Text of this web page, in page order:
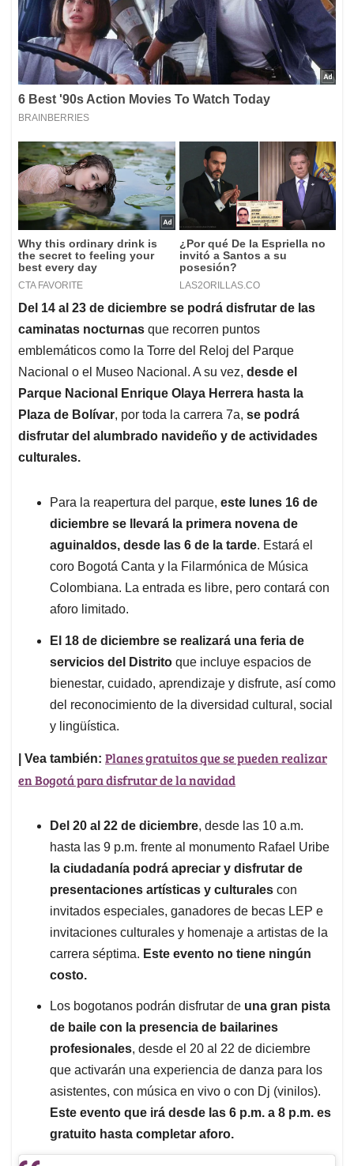
Del 14 al 23 de diciembre se podrá disfrutar de las
caminatas nocturnas que recorren puntos
emblemáticos como la Torre del Reloj del Parque
Nacional o el Museo Nacional. A su vez, desde el
Parque Nacional Enrique Olaya Herrera hasta la
Plaza de Bolívar, por toda la carrera 7a, se podrá
disfrutar del alumbrado navideño y de actividades
culturales.
Para la reapertura del parque, este lunes 16 de
diciembre se llevará la primera novena de
aguinaldos, desde las 6 de la tarde. Estará el
coro Bogotá Canta y la Filarmónica de Música
Colombiana. La entrada es libre, pero contará con
aforo limitado.
El 18 de diciembre se realizará una feria de
servicios del Distrito que incluye espacios de
bienestar, cuidado, aprendizaje y disfrute, así como
del reconocimiento de la diversidad cultural, social
y lingüística.
| Vea también: Planes gratuitos que se pueden realizar
en Bogotá para disfrutar de la navidad
Del 20 al 22 de diciembre, desde las 10 a.m.
hasta las 9 p.m. frente al monumento Rafael Uribe
la ciudadanía podrá apreciar y disfrutar de
presentaciones artísticas y culturales con
invitados especiales, ganadores de becas LEP e
invitaciones culturales y homenaje a artistas de la
carrera séptima. Este evento no tiene ningún
costo.
Los bogotanos podrán disfrutar de una gran pista
de baile con la presencia de bailarines
profesionales, desde el 20 al 22 de diciembre
que activarán una experiencia de danza para los
asistentes, con música en vivo o con Dj (vinilos).
Este evento que irá desde las 6 p.m. a 8 p.m. es
gratuito hasta completar aforo.